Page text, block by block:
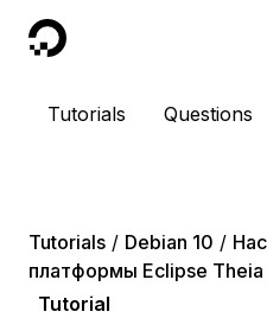
DigitalOcean
Tutorials Questions
Tutorials Debian 10
платформы Eclipse Theia
Tutorial